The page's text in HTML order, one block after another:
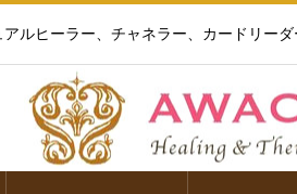
ルヒーラー、チャネラー、カードリー